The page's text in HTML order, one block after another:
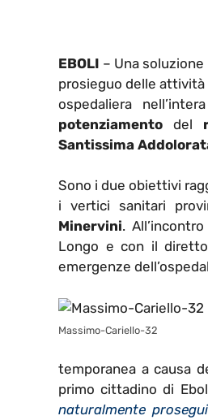
EBOLI – Una
prosieguo delle
ospedaliera
potenziamento del
Santissima
Sono i due obiettivi
i vertici sanitari
Minervini.
Longo e con il
emergenze
Massimo-Cariello-32
temporanea a causa
primo cittadino di
naturalmente